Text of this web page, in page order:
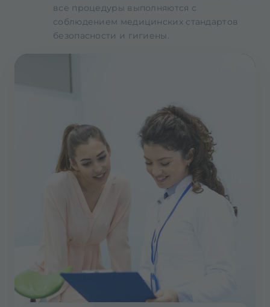
все процедуры выполняются с
соблюдением медицинских стандартов
безопасности и гигиены.